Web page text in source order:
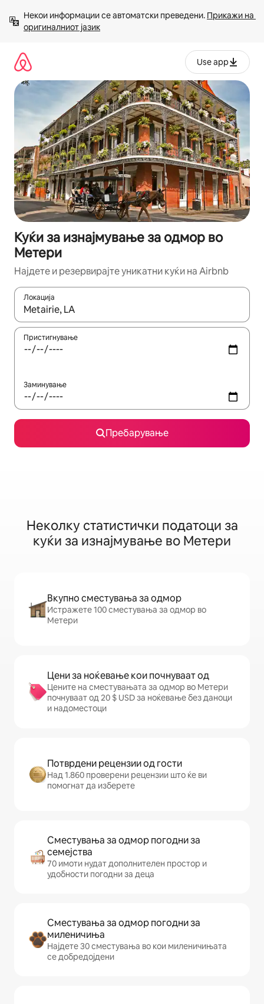
содржина
Некои информации се автоматски преведени. Прикажи на
оригиналниот јазик
Use app
Куќи за изнајмување за одмор во
Метери
Најдете и резервирајте уникатни куќи на Airbnb
Локација
Кога резултатите се достапни, движете се со копчињата
Пристигнување
Заминување
Пребарување
Неколку статистички податоци за
куќи за изнајмување во Метери
Вкупно сместувања за одмор
Истражете 100 сместувања за одмор во
Метери
Цени за ноќевање кои почнуваат од
Цените на сместувањата за одмор во Метери
почнуваат од 20 $ USD за ноќевање без даноци
и надоместоци
Потврдени рецензии од гости
Над 1.860 проверени рецензии што ќе ви
помогнат да изберете
Сместувања за одмор погодни за
семејства
70 имоти нудат дополнителен простор и
удобности погодни за деца
Сместувања за одмор погодни за
миленичиња
Најдете 30 сместувања во кои миленичињата
се добредојдени